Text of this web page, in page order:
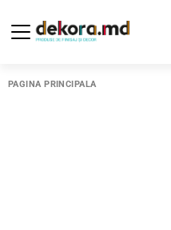
PAGINA PRINCIPALĂ